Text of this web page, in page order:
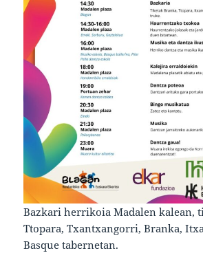
Bazkari herrikoia Madalen kalean,
Ttopara, Txantxangorri, Branka,
Basque tabernetan.